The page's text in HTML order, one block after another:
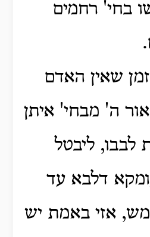
בחי' רחמים
שאין האדם
ה' מבחי' איתן
לבבו, ליבטל
דלבא עד
אזי באמת יש